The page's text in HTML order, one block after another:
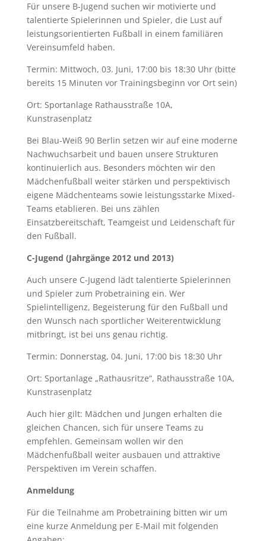
Für unsere B-Jugend suchen wir motivierte und
talentierte Spielerinnen und Spieler, die Lust auf
leistungsorientierten Fußball in einem familiären
Vereinsumfeld haben.
Termin: Mittwoch, 03. Juni, 17:00 bis 18:30 Uhr (bitte
bereits 15 Minuten vor Trainingsbeginn vor Ort sein)
Ort: Sportanlage Rathausstraße 10A,
Kunstrasenplatz
Bei Blau-Weiß 90 Berlin setzen wir auf eine moderne
Nachwuchsarbeit und bauen unsere Strukturen
kontinuierlich aus. Besonders möchten wir den
Mädchenfußball weiter stärken und perspektivisch
eigene Mädchenteams sowie leistungsstarke Mixed-
Teams etablieren. Bei uns zählen
Einsatzbereitschaft, Teamgeist und Leidenschaft für
den Fußball.
C-Jugend (Jahrgänge 2012 und 2013)
Auch unsere C-Jugend lädt talentierte Spielerinnen
und Spieler zum Probetraining ein. Wer
Spielintelligenz, Begeisterung für den Fußball und
den Wunsch nach sportlicher Weiterentwicklung
mitbringt, ist bei uns genau richtig.
Termin: Donnerstag, 04. Juni, 17:00 bis 18:30 Uhr
Ort: Sportanlage „Rathausritze“, Rathausstraße 10A,
Kunstrasenplatz
Auch hier gilt: Mädchen und Jungen erhalten die
gleichen Chancen, sich für unsere Teams zu
empfehlen. Gemeinsam wollen wir den
Mädchenfußball weiter ausbauen und attraktive
Perspektiven im Verein schaffen.
Anmeldung
Für die Teilnahme am Probetraining bitten wir um
eine kurze Anmeldung per E-Mail mit folgenden